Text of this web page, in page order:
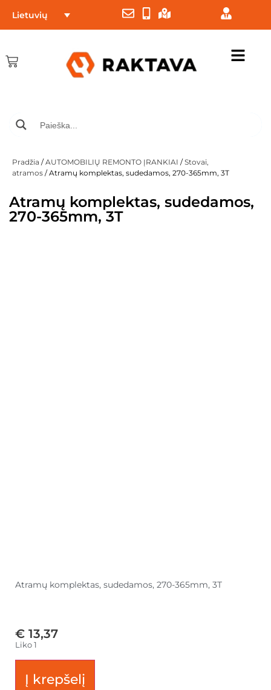
Lietuvių
Pradžia /AUTOMOBILIŲ REMONTO ĮRANKIAI /Stovai,
atramos / Atramų komplektas, sudedamos, 270-365mm, 3T
Atramų komplektas, sudedamos,
270-365mm, 3T
Atramų komplektas, sudedamos, 270-365mm, 3T
€ 13,37
Liko 1
Į krepšelį